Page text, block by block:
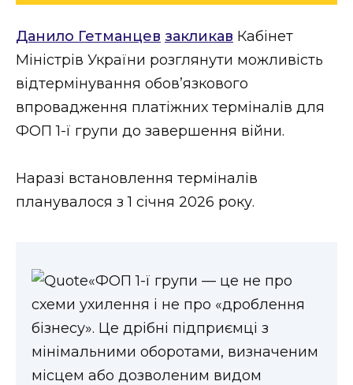
ЗАКАРПАТСЬКІ НОВИНИ
НОВИНИ ЗАХІДНОЇ УКРАЇНИ
ФОТО
Данило Гетманцев закликав Кабінет
Міністрів України розглянути можливість
відтермінування обов’язкового
впровадження платіжних терміналів для
ФОП 1-ї групи до завершення війни.
Наразі встановлення терміналів
планувалося з 1 січня 2026 року.
«ФОП 1-ї групи — це не про
схеми ухилення і не про «дроблення
бізнесу». Це дрібні підприємці з
мінімальними оборотами, визначеним
місцем або дозволеним видом